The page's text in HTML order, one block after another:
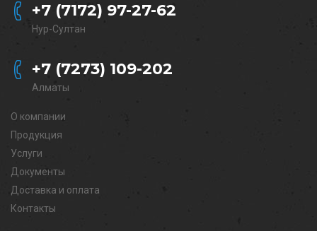
+7 (7172) 97-27-62
Нур-Султан
+7 (7273) 109-202
Алматы
О компании
Продукция
Услуги
Документы
Доставка и оплата
Контакты